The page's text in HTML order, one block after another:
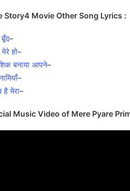
Story4 Movie Other Song Lyrics :
–
हो–
बनाया आपने–
–
है मेरा–
Music Video of Mere Pyare